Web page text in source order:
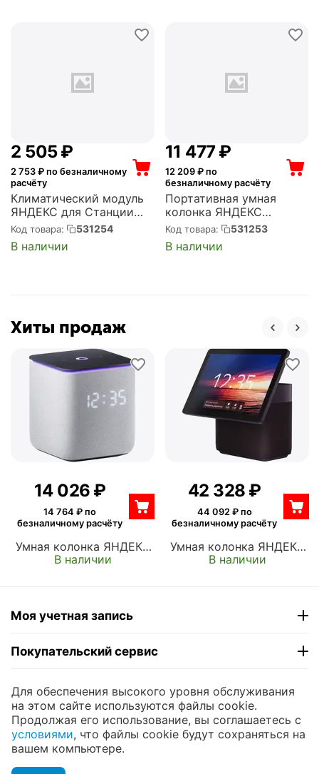
2 505₽
2 753 ₽ по безналичному
расчёту
Климатический модуль
ЯНДЕКС для Станции
Мини 3 Про с Алисой
(YNDX-00652)
Код товара: 531254
В наличии
11 477₽
12 209₽ по
безналичному расчёту
Портативная умная
колонка ЯНДЕКС
Станция Стрит с
Алисой, 30 Вт,
оранжевый (YNDX-
Код товара: 531253
В наличии
Хиты продаж
Умная колонка ЯНДЕКС
Станция Миди с Алисой,
В наличии
14 026 ₽
14 764 ₽ по
безналичному расчёту
Умная колонка ЯНДЕКС
Станция Дуо Макс с
В наличии
42 328 ₽
44 092₽ по
безналичному расчёту
Моя учетная запись
Покупательский сервис
Контакты
© 2004 - 2026 ЮНИКОМП. На базе CS-Cartи
премиум темы —© AB: UniTheme2
Для обеспечения высокого уровня обслуживания
на этом сайте используются файлы cookie.
Продолжая его использование, вы соглашаетесь с
условиями, что файлы cookie будут сохраняться на
вашем компьютере.